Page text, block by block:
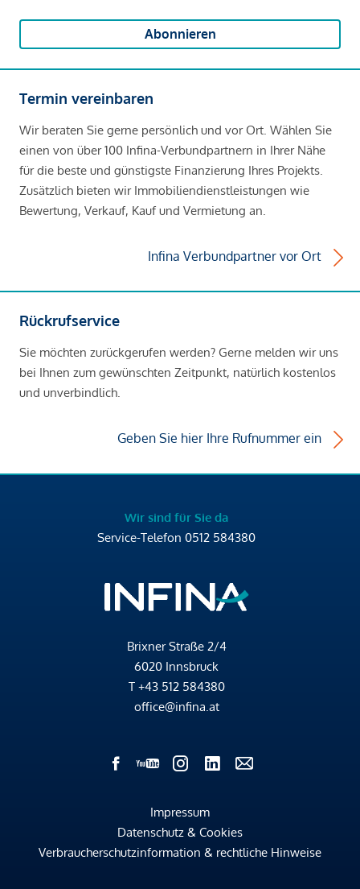
Abonnieren
Termin vereinbaren
Wir beraten Sie gerne persönlich und vor Ort. Wählen Sie
einen von über 100 Infina-Verbundpartnern in Ihrer Nähe
für die beste und günstigste Finanzierung Ihres Projekts.
Zusätzlich bieten wir Immobiliendienstleistungen wie
Bewertung, Verkauf, Kauf und Vermietung an.
Infina Verbundpartner vor Ort
Rückrufservice
Sie möchten zurückgerufen werden? Gerne melden wir uns
bei Ihnen zum gewünschten Zeitpunkt, natürlich kostenlos
und unverbindlich.
Geben Sie hier Ihre Rufnummer ein
Wir sind für Sie da
Service-Telefon 0512 584380
Brixner Straße 2/4
6020 Innsbruck
T +43 512 584380
office@infina.at
Impressum
Datenschutz & Cookies
Verbraucherschutzinformation & rechtliche Hinweise